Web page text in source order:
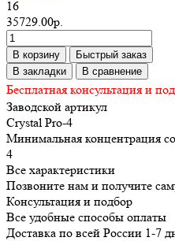
16
35729.00р.
В корзину
Быстрый заказ
В закладки
В сравнение
Бесплатная консультация и
Заводской артикул
Crystal Pro-4
Минимальная концентрация
4
Все характеристики
Позвоните нам и получите
Консультация и подбор
Все удобные способы оплаты
Доставка по всей России 1-7